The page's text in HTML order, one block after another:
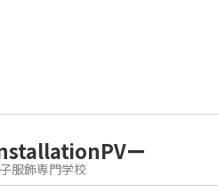
ー
服飾専門学校